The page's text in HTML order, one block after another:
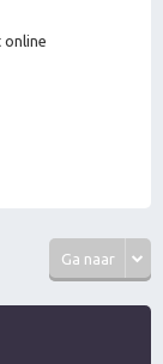
online
Ga naar